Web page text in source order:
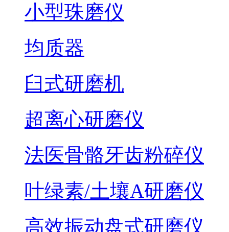
小型珠磨仪
均质器
臼式研磨机
超离心研磨仪
法医骨骼牙齿粉碎仪
叶绿素/土壤A研磨仪
高效振动盘式研磨仪